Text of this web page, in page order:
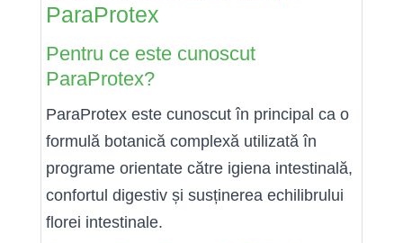
ParaProtex
Pentru ce este cunoscut
ParaProtex?
ParaProtex este cunoscut în principal ca o
formulă botanică complexă utilizată în
programe orientate către igiena intestinală,
confortul digestiv și susținerea echilibrului
florei intestinale.